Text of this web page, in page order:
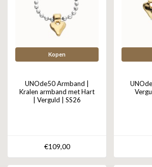
Kopen
UNOde50 Armband |
Kralen armband met Hart
| Verguld | SS26
€109,00